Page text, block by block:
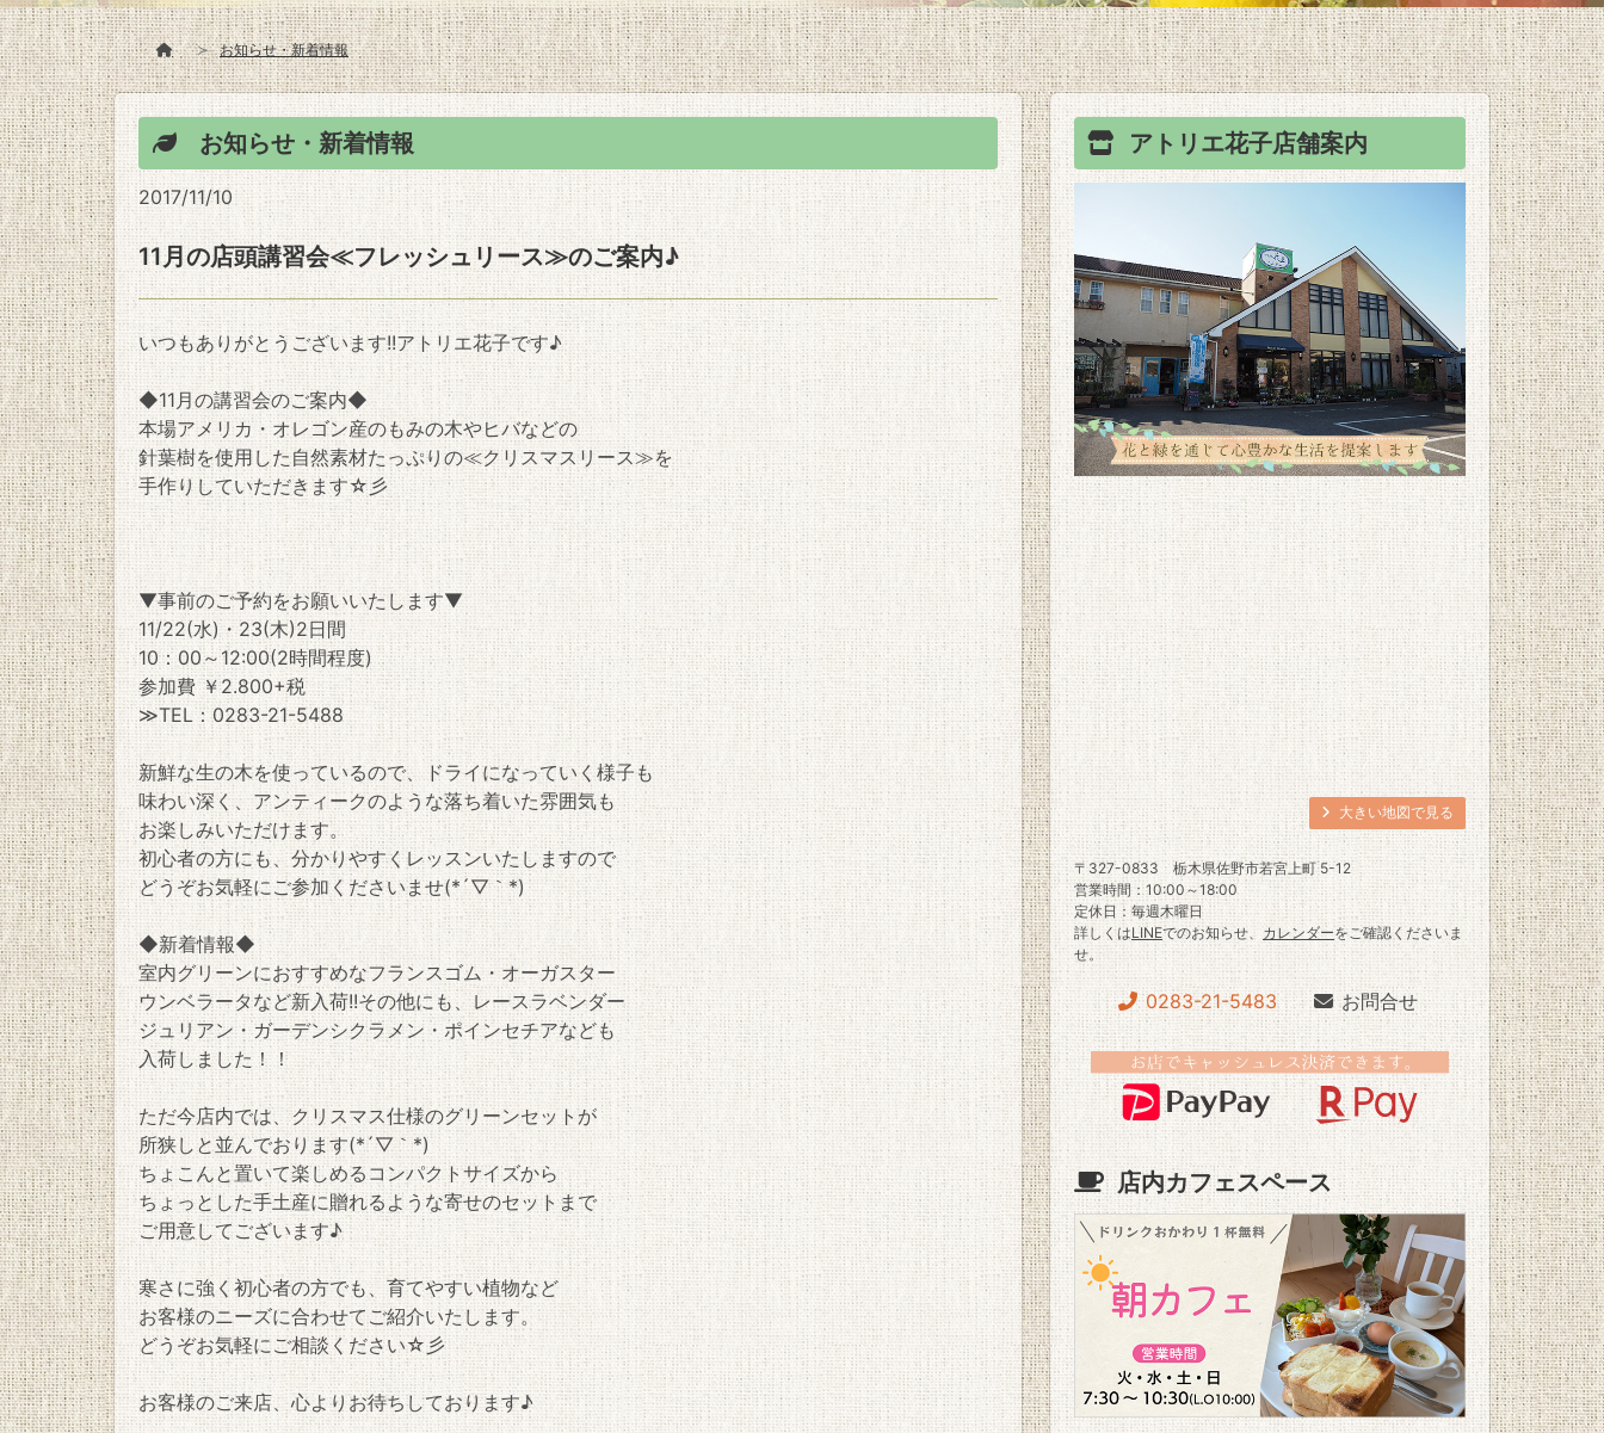
お知らせ・新着情報
お知らせ・新着情報
2017/11/10
11月の店頭講習会≪フレッシュリース≫のご案内♪
いつもありがとうございます!!アトリエ花子です♪
◆11月の講習会のご案内◆
本場アメリカ・オレゴン産のもみの木やヒバなどの
針葉樹を使用した自然素材たっぷりの≪クリスマスリース≫を
手作りしていただきます☆彡
▼事前のご予約をお願いいたします▼
11/22(水)・23(木)2日間
10：00～12:00(2時間程度)
参加費 ￥2.800+税
≫TEL：0283-21-5488
新鮮な生の木を使っているので、ドライになっていく様子も
味わい深く、アンティークのような落ち着いた雰囲気も
お楽しみいただけます。
初心者の方にも、分かりやすくレッスンいたしますので
どうぞお気軽にご参加くださいませ(*´▽｀*)
◆新着情報◆
室内グリーンにおすすめなフランスゴム・オーガスター
ウンベラータなど新入荷!!その他にも、レースラベンダー
ジュリアン・ガーデンシクラメン・ポインセチアなども
入荷しました！！
ただ今店内では、クリスマス仕様のグリーンセットが
所狭しと並んでおります(*´▽｀*)
ちょこんと置いて楽しめるコンパクトサイズから
ちょっとした手土産に贈れるような寄せのセットまで
ご用意してございます♪
寒さに強く初心者の方でも、育てやすい植物など
お客様のニーズに合わせてご紹介いたします。
どうぞお気軽にご相談ください☆彡
お客様のご来店、心よりお待ちしております♪
アトリエ花子店舗案内
大きい地図で見る
〒327-0833
栃木県佐野市若宮上町 5-12
営業時間：10:00～18:00
定休日：毎週木曜日
詳しくはLINEでのお知らせ、 カレンダーをご確認くださいま
せ。
0283-21-5483 お問合せ
店内カフェスペース